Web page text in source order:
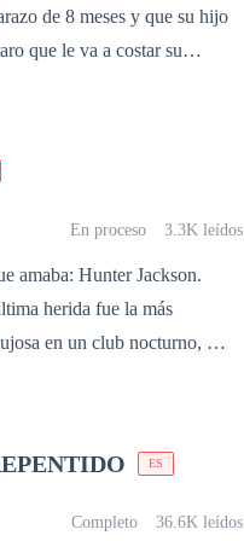
de 8 meses y que su hijo
que le va a costar su
la sensación que nunca va
En proceso 3.3K leídos
amaba: Hunter Jackson.
ES
Completo 36.6K leídos